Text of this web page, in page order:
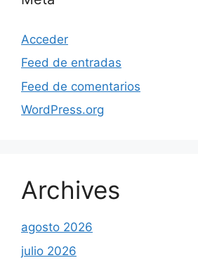
Acceder
Feed de entradas
Feed de comentarios
WordPress.org
Archives
agosto 2026
julio 2026